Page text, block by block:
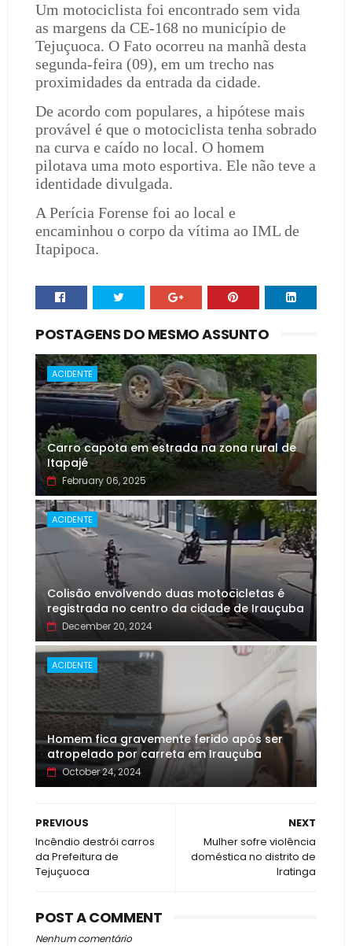
Um motociclista foi encontrado sem vida
as margens da CE-168 no município de
Tejuçuoca. O Fato ocorreu na manhã desta
segunda-feira (09), em um trecho nas
proximidades da entrada da cidade.
De acordo com populares, a hipótese mais
provável é que o motociclista tenha sobrado
na curva e caído no local. O homem
pilotava uma moto esportiva. Ele não teve a
identidade divulgada.
A Perícia Forense foi ao local e
encaminhou o corpo da vítima ao IML de
Itapipoca.
POSTAGENS DO MESMO ASSUNTO
ACIDENTE
Carro capota em estrada na zona rural de
Itapajé
February 06, 2025
ACIDENTE
Colisão envolvendo duas motocicletas é
registrada no centro da cidade de Irauçuba
December 20, 2024
ACIDENTE
Homem fica gravemente ferido após ser
atropelado por carreta em Irauçuba
October 24, 2024
NEXT
Mulher sofre violência
doméstica no distrito de
Iratinga
PREVIOUS
Incêndio destrói carros
da Prefeitura de
Tejuçuoca
POST A COMMENT
Nenhum comentário